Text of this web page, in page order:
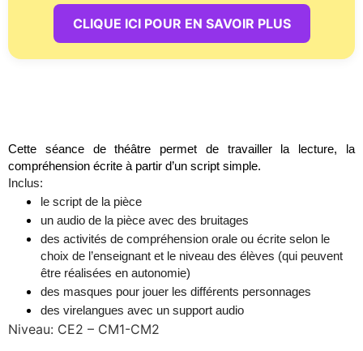
CLIQUE ICI POUR EN SAVOIR PLUS
Cette séance de théâtre permet de travailler la lecture, la
compréhension écrite à partir d’un script simple.
Inclus:
le script de la pièce
un audio de la pièce avec des bruitages
des activités de compréhension orale ou écrite selon le
choix de l’enseignant et le niveau des élèves (qui peuvent
être réalisées en autonomie)
des masques pour jouer les différents personnages
des virelangues avec un support audio
Niveau: CE2 – CM1-CM2